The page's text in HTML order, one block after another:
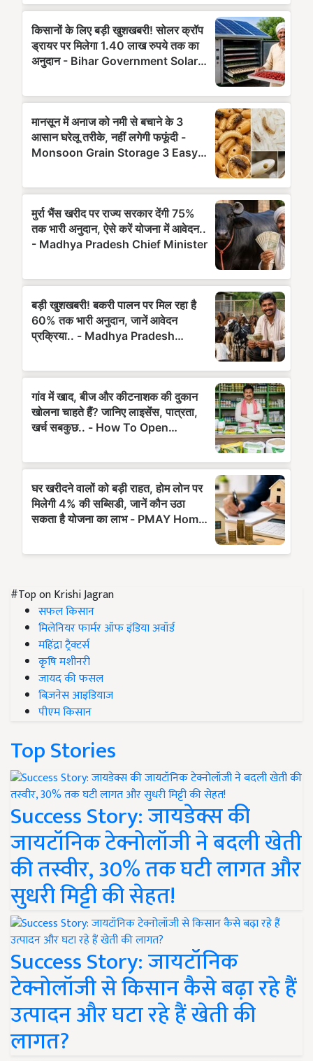
#Top on Krishi Jagran
सफल किसान
मिलेनियर फार्मर ऑफ इंडिया अवॉर्ड
महिंद्रा ट्रैक्टर्स
कृषि मशीनरी
जायद की फसल
बिज़नेस आइडियाज
पीएम किसान
Top Stories
Success Story: जायडेक्स की
जायटॉनिक टेक्नोलॉजी ने बदली खेती
की तस्वीर, 30% तक घटी लागत और
सुधरी मिट्टी की सेहत!
Success Story: जायटॉनिक
टेक्नोलॉजी से किसान कैसे बढ़ा रहे हैं
उत्पादन और घटा रहे हैं खेती की
लागत?